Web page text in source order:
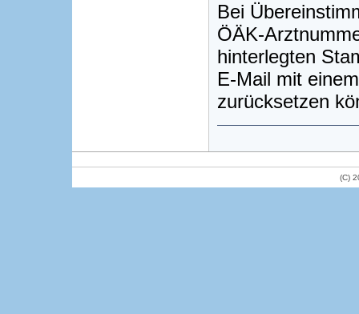
Bei
ÖÄK-
hinterlegten
E-Mail mit
zurücksetzen
(C)